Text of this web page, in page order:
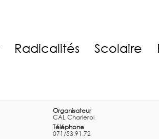
Radicalités Scolaire
Organisateur
CAL Charleroi
Téléphone
071/53.91.72